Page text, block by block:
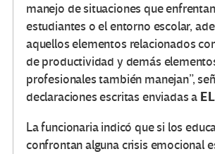
manejo de situaciones que
estudiantes o el entorno escolar,
aquellos elementos relacionados
de productividad y demás
profesionales también manejan”,
declaraciones escritas enviadas a
La funcionaria indicó que si los
confrontan alguna crisis emocional